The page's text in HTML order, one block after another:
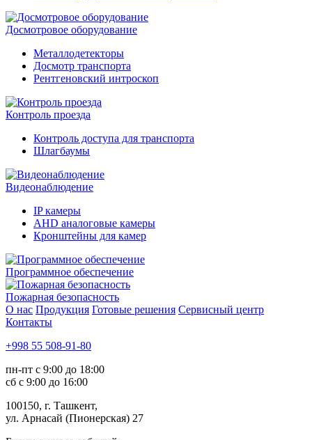
Досмотровое оборудование
Металлодетекторы
Досмотр транспорта
Рентгеновский интроскоп
Контроль проезда
Контроль доступа для транспорта
Шлагбаумы
Видеонаблюдение
IP камеры
AHD аналоговые камеры
Кронштейны для камер
Программное обеспечение
Пожарная безопасность
О нас Продукция Готовые решения Сервисный центр
Контакты
+998 55 508-91-80
пн-пт с 9:00 до 18:00
сб с 9:00 до 16:00
100150, г. Ташкент,
ул. Арнасай (Пионерская) 27